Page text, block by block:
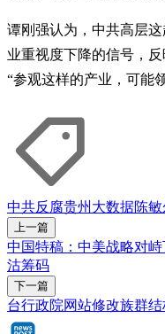
谭刚强认为，中共高层
业重视度下降的信号，
“参观这样的产业，可能
中共反腐贵州 大数据陈
上一篇
中国特稿：中美战略对
沽筹码
下一篇
台行政院网站修改族群结